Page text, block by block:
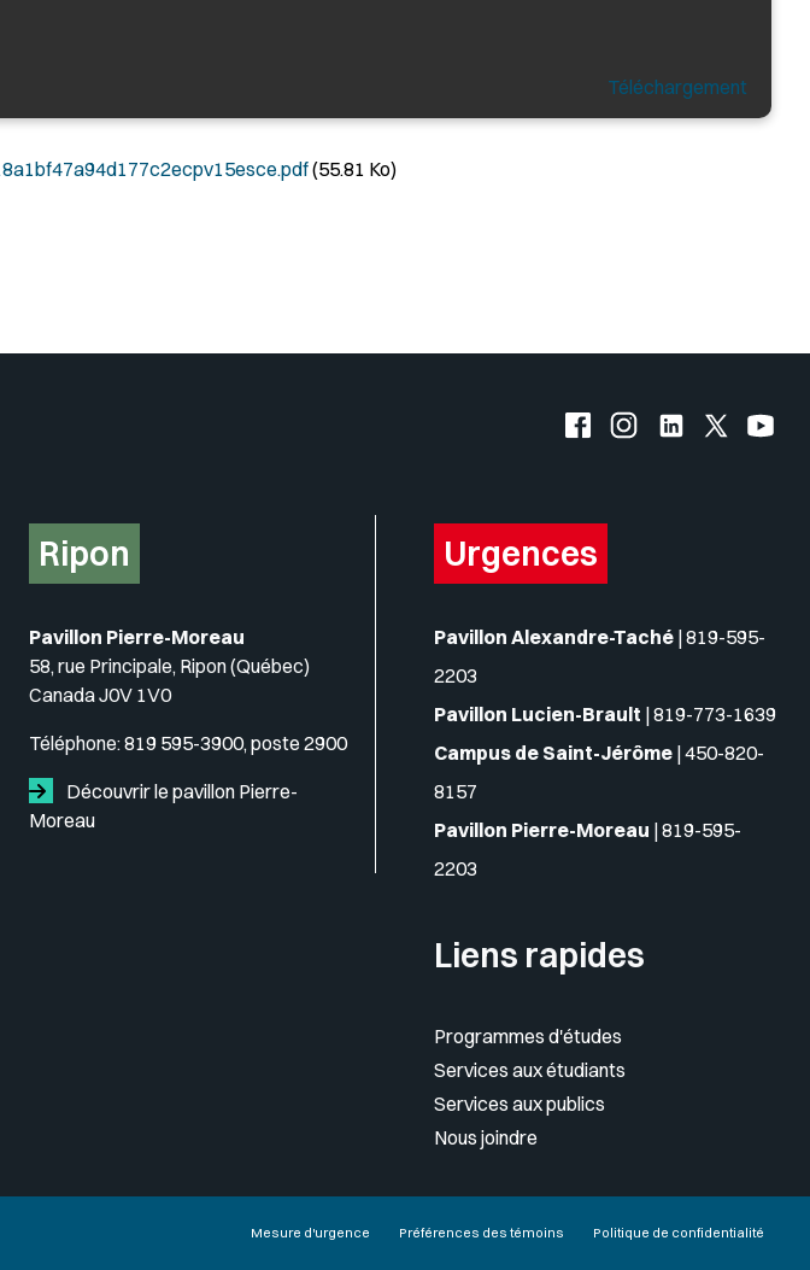
Téléchargement
(55.81 Ko)
Facebook de l'UQO
Instagram de l'UQO
LinkedIn de
X
Ripon
Pavillon Pierre-Moreau
58, rue Principale, Ripon (Québec)
Canada J0V 1V0
Téléphone:819 595-3900, poste 2900
Découvrir le pavillon Pierre-
Moreau
Urgences
Pavillon Alexandre-Taché |819-595-
2203
Pavillon Lucien-Brault |819-773-1639
Campus de Saint-Jérôme |450-820-
8157
Pavillon Pierre-Moreau |819-595-
2203
Liens rapides
Programmes d'études
Services aux étudiants
Services aux publics
Nous joindre
Mesure d'urgence Préférences des témoins Politique de confidentialité